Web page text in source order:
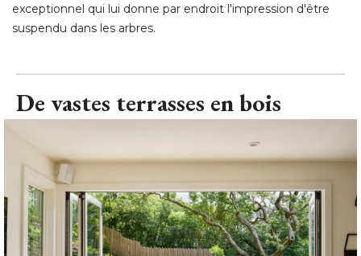
exceptionnel qui lui donne par endroit l'impression d'être
suspendu dans les arbres.
De vastes terrasses en bois